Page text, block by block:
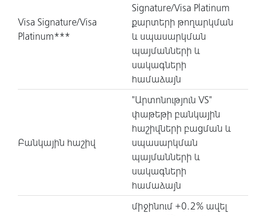
Visa Signature/Visa
Platinum***
Signature/Visa Platinum
քարտերի թողարկման
և սպասարկման
պայմանների և
սակագների
համաձայն
Բանկային հաշիվ
"Արտոնություն VS"
փաթեթի բանկային
հաշիվների բացման և
սպասարկման
պայմանների և
սակագների
համաձայն
միջինում +0.2% ավել